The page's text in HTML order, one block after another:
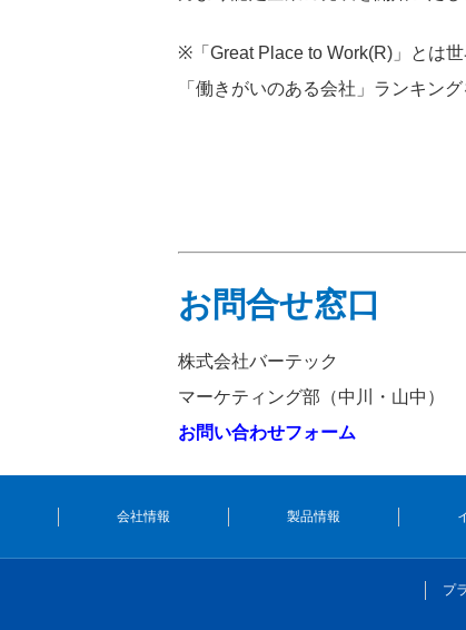
※「Great Place to Work(R)」とは
「働きがいのある会社」ランキン
お問合せ窓口
株式会社バーテック
マーケティング部（中川・山中）
お問い合わせフォーム
会社情報 製品情報
プ